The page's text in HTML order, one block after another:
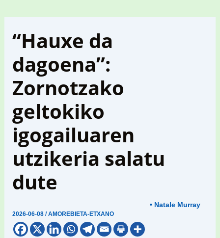
“Hauxe da
dagoena”:
Zornotzako
geltokiko
igogailuaren
utzikeria salatu
dute
2026-06-08/AMOREBIETA-ETXANO
• Natale Murray